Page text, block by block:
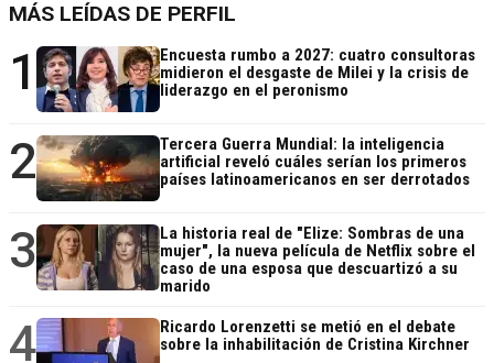
MÁS LEÍDAS DE PERFIL
1
Encuesta rumbo a 2027: cuatro consultoras
midieron el desgaste de Milei y la crisis de
liderazgo en el peronismo
2
Tercera Guerra Mundial: la inteligencia
artificial reveló cuáles serían los primeros
países latinoamericanos en ser derrotados
3
La historia real de "Elize: Sombras de una
mujer", la nueva película de Netflix sobre el
caso de una esposa que descuartizó a su
marido
4
Ricardo Lorenzetti se metió en el debate
sobre la inhabilitación de Cristina Kirchner